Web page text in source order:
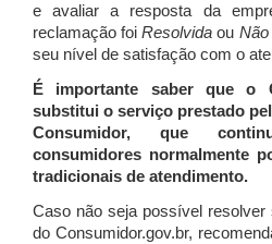
e avaliar a resposta da
reclamação foiResolvida ou Não
seu nível de satisfação com o
É importante saber que o
substitui o serviço prestado
Consumidor, que
consumidores normalmente
tradicionais de atendimento.
Caso não seja possível
do Consumidor.gov.br,